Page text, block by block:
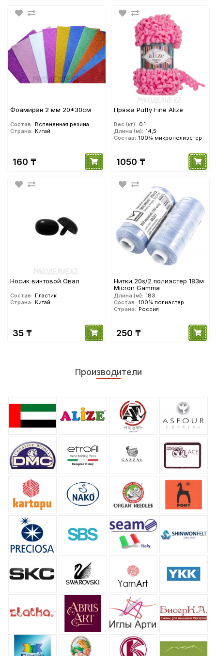
Фоамиран 2 мм 20*30см
Состав: Вспененная резина
Страна: Китай
160 ₸
Пряжа Puffy Fine Alize
Вес (кг): 0.1
Длина (м): 14,5
Состав: 100% микрополиэстер
1050 ₸
Носик винтовой Овал
Состав: Пластик
Страна: Китай
35 ₸
Нитки 20s/2 полиэстер 183м
Micron Gamma
Длина (м): 183
Состав: 100% полиэстер
Страна: Россия
250 ₸
Производители